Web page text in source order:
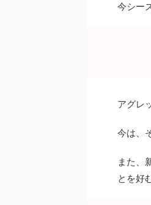
今シー
アグレ
今は、
また、
とを好